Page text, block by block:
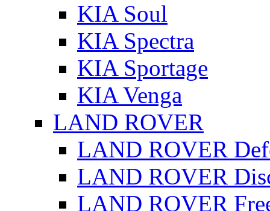
KIA Soul
KIA Spectra
KIA Sportage
KIA Venga
LAND ROVER
LAND ROVER
LAND ROVER
LAND ROVER